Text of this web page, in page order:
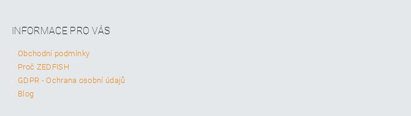
INFORMACE PRO VÁS
Obchodní podmínky
Proč ZEDFISH
GDPR - Ochrana osobní údajů
Blog